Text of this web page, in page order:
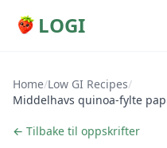
LOGI
Home/Low GI Recipes/
Middelhavs quinoa-fylte
← Tilbake til oppskrifter